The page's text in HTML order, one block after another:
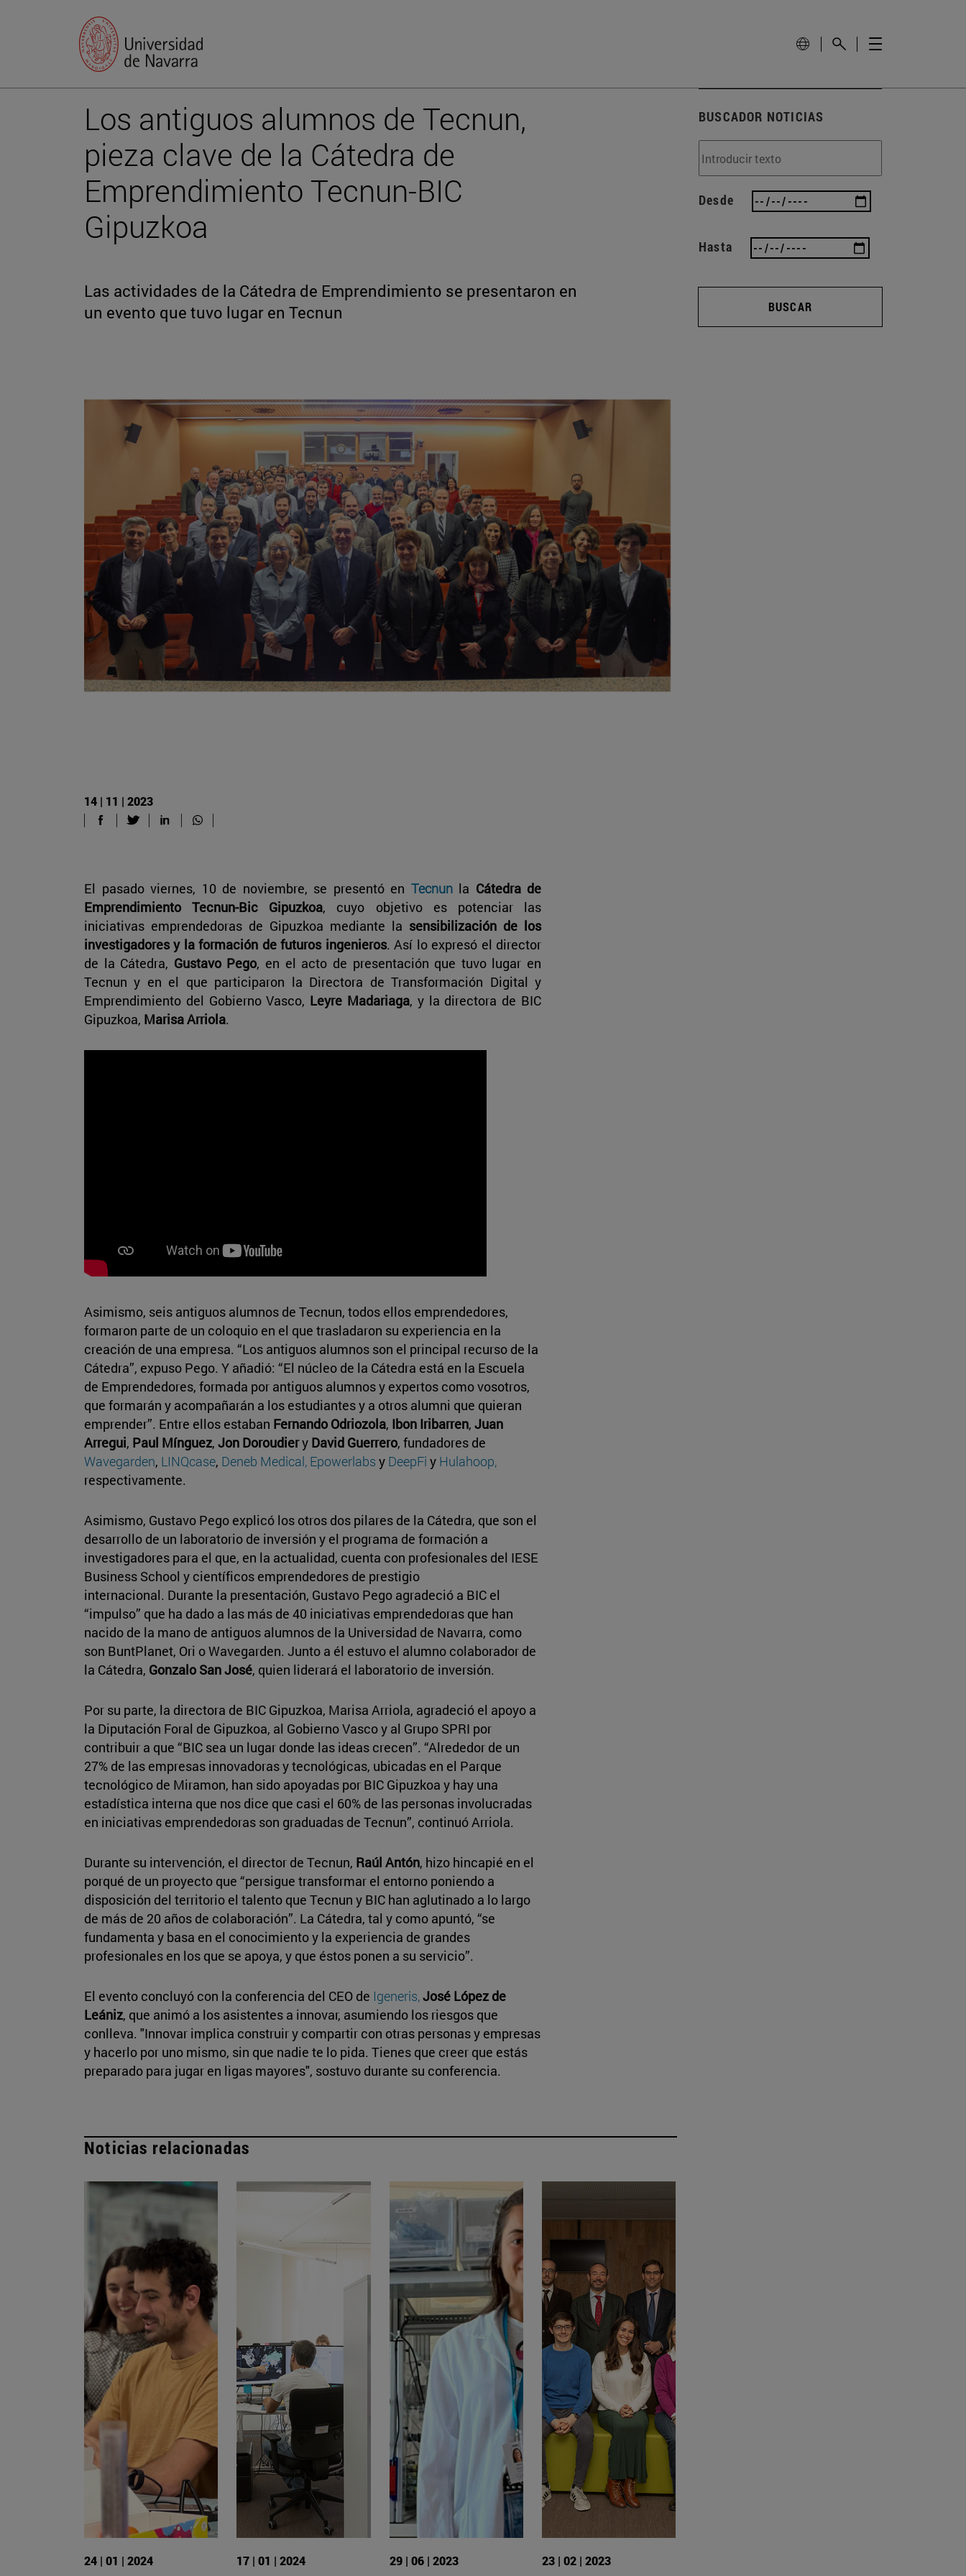
Los antiguos alumnos de Tecnun,
pieza clave de la Cátedra de
Emprendimiento Tecnun-BIC
Gipuzkoa
Las actividades de la Cátedra de Emprendimiento se presentaron en
un evento que tuvo lugar en Tecnun
14 | 11 | 2023
El pasado viernes, 10 de noviembre, se presentó en Tecnun la Cátedra de
Emprendimiento Tecnun-Bic Gipuzkoa, cuyo objetivo es potenciar las
iniciativas emprendedoras de Gipuzkoa mediante la sensibilización de los
investigadores y la formación de futuros ingenieros. Así lo expresó el director
de la Cátedra, Gustavo Pego, en el acto de presentación que tuvo lugar en
Tecnun y en el que participaron la Directora de Transformación Digital y
Emprendimiento del Gobierno Vasco, Leyre Madariaga, y la directora de BIC
Gipuzkoa, Marisa Arriola.
Asimismo, seis antiguos alumnos de Tecnun, todos ellos emprendedores,
formaron parte de un coloquio en el que trasladaron su experiencia en la
creación de una empresa. “Los antiguos alumnos son el principal recurso de la
Cátedra”, expuso Pego. Y añadió: “El núcleo de la Cátedra está en la Escuela
de Emprendedores, formada por antiguos alumnos y expertos como vosotros,
que formarán y acompañarán a los estudiantes y a otros alumni que quieran
emprender”. Entre ellos estaban Fernando Odriozola, Ibon Iribarren, Juan
Arregui, Paul Mínguez, Jon Doroudiery David Guerrero, fundadores de
Wavegarden, LINQcase, Deneb Medical, Epowerlabs y DeepFi y Hulahoop,
respectivamente.
Asimismo, Gustavo Pego explicó los otros dos pilares de la Cátedra, que son el
desarrollo de un laboratorio de inversión y el programa de formación a
investigadores para el que, en la actualidad, cuenta con profesionales del IESE
Business School y científicos emprendedores de prestigio
internacional. Durante la presentación, Gustavo Pego agradeció a BIC el
“impulso” que ha dado a las más de 40 iniciativas emprendedoras que han
nacido de la mano de antiguos alumnos de la Universidad de Navarra, como
son BuntPlanet, Ori o Wavegarden. Junto a él estuvo el alumno colaborador de
la Cátedra, Gonzalo San José, quien liderará el laboratorio de inversión.
Por su parte, la directora de BIC Gipuzkoa, Marisa Arriola, agradeció el apoyo a
la Diputación Foral de Gipuzkoa, al Gobierno Vasco y al Grupo SPRI por
contribuir a que “BIC sea un lugar donde las ideas crecen”. “Alrededor de un
27% de las empresas innovadoras y tecnológicas, ubicadas en el Parque
tecnológico de Miramon, han sido apoyadas por BIC Gipuzkoa y hay una
estadística interna que nos dice que casi el 60% de las personas involucradas
en iniciativas emprendedoras son graduadas de Tecnun”, continuó Arriola.
Durante su intervención, el director de Tecnun, Raúl Antón, hizo hincapié en el
porqué de un proyecto que “persigue transformar el entorno poniendo a
disposición del territorio el talento que Tecnun y BIC han aglutinado a lo largo
de más de 20 años de colaboración”. La Cátedra, tal y como apuntó, “se
fundamenta y basa en el conocimiento y la experiencia de grandes
profesionales en los que se apoya, y que éstos ponen a su servicio”.
El evento concluyó con la conferencia del CEO de Igeneris,José López de
Leániz, que animó a los asistentes a innovar, asumiendo los riesgos que
conlleva. "Innovar implica construir y compartir con otras personas y empresas
y hacerlo por uno mismo, sin que nadie te lo pida. Tienes que creer que estás
preparado para jugar en ligas mayores", sostuvo durante su conferencia.
Noticias relacionadas
24 | 01 | 2024 17 | 01 | 2024 29 | 06 | 2023 23 | 02 | 2023
BUSCADOR NOTICIAS
Desde
Hasta
BUSCAR